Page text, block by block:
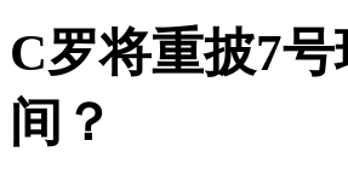
C罗将重披7
间？